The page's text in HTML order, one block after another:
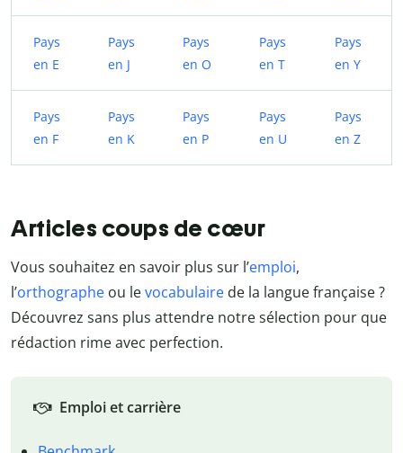
Pays
en E
Pays
en J
Pays
en O
Pays
en T
Pays
en Y
Pays
en F
Pays
en K
Pays
en P
Pays
en U
Pays
en Z
Articles coups de cœur
Vous souhaitez en savoir plus sur l’emploi,
l’orthographe ou levocabulaire de la langue française ?
Découvrez sans plus attendre notre sélection pour que
rédaction rime avec perfection.
Emploi et carrière